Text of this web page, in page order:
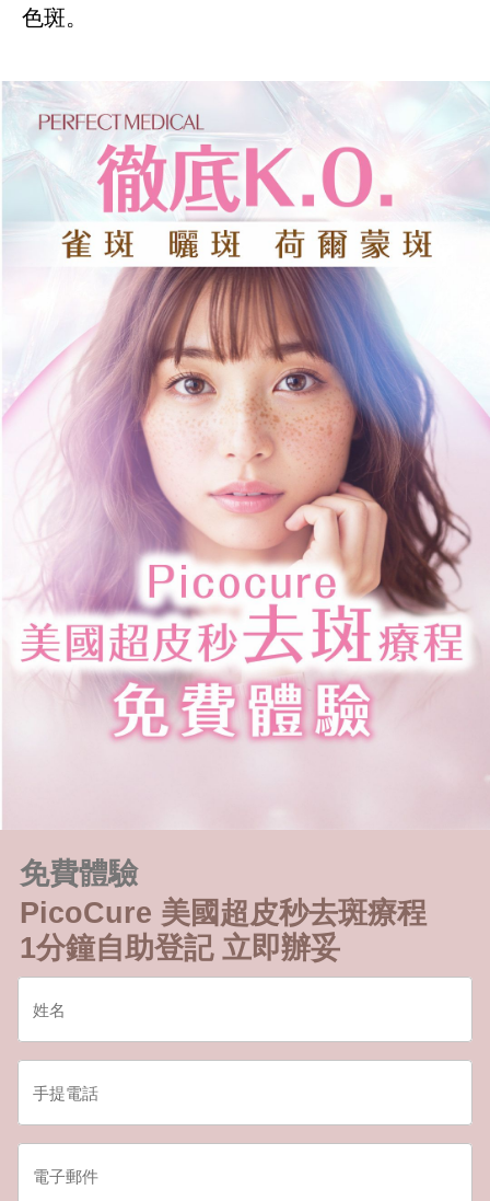
色斑。
免費體驗
PicoCure 美國超皮秒去斑療程
1分鐘自助登記 立即辦妥